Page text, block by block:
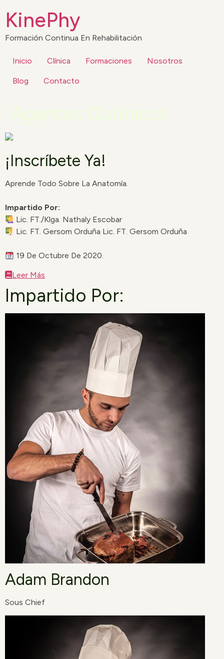
KinePhy
Formación Continua En Rehabilitación
Inicio Clínica Formaciones Nosotros
Blog Contacto
¡Inscríbete Ya!
Aprende Todo Sobre La Anatomía.
Impartido Por:
Lic. FT./Klga. Nathaly Escobar
Lic. FT. Gersom Orduña Lic. FT. Gersom Orduña
19 De Octubre De 2020.
Leer Más
Impartido Por:
Adam Brandon
Sous Chief